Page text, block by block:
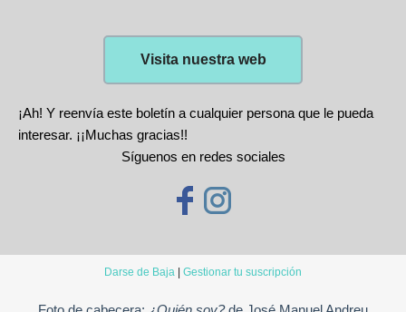
Visita nuestra web
¡Ah! Y reenvía este boletín a cualquier persona que le pueda
interesar. ¡¡Muchas gracias!!
Síguenos en redes sociales
Darse de Baja Gestionar tu suscripción